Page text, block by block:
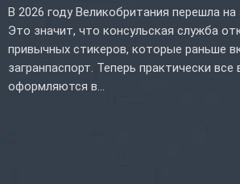
В 2026 году Великобритания перешла
Это значит, что консульская служба
привычных стикеров, которые раньше
загранпаспорт. Теперь практически
оформляются в...